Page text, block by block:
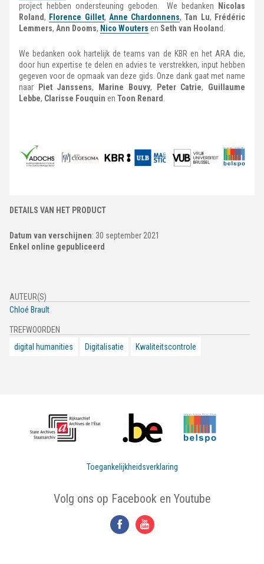
project hebben ondersteuning geboden. We bedanken
Nicolas
Roland, Florence Gillet, Anne Chardonnens,Tan Lu, Frédéric
Lemmers, Ann Dooms, Nico Wouters en Seth van Hooland.
We bedanken ook hartelijk de teams van de KBR en het ARA die,
door hun expertise te delen en advies te verstrekken, input hebben
gegeven voor de opmaak van deze gids. Onze dank gaat met name
naar
Piet Janssens, Marine Bouvy, Peter Catrie, Guillaume
Lebbe, Clarisse Fouquin en Toon Renard
DETAILS VAN HET PRODUCT
Datum van verschijnen: 30 september 2021
Enkel online gepubliceerd
AUTEUR(S)
Chloé Brault
TREFWOORDEN
digital humanities
Digitalisatie Kwaliteitscontrole
Toegankelijkheidsverklaring
Volg ons op Facebook en Youtube